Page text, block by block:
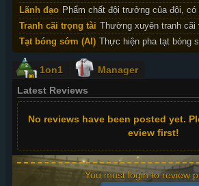
Lãnh đạo Phẩm chất đội trưởng của đội, có
Tranh cãi trọng tài Thường xuyên tranh cãi
Tạt bóng sớm (AI) Thực hiện pha tạt bóng
1on1
Manager
Latest Reviews
No reviews have been posted yet.
eview first!
You must login to review